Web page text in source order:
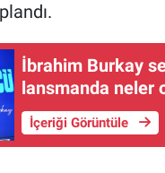
İbrahim Burkay
lansmanda neler
İçeriği Görüntüle